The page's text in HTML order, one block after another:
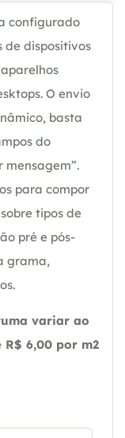
configurado
de dispositivos
O envio
basta
do
para compor
tipos de
pré e pós-
grama,
variar ao
6,00 por m2